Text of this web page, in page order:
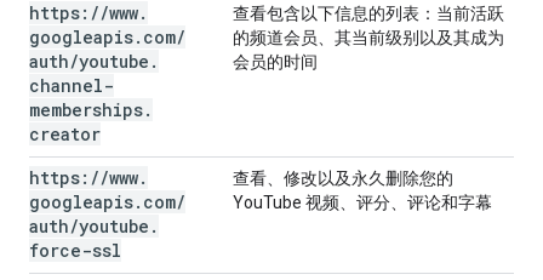
https: //www.
googleapis. com/
auth/youtube .
channel-
memberships.
creator
查看包含以下信息的列表：当前活跃
的频道会员、其当前级别以及其成为
会员的时间
https: //www.
googleapis. com/
auth/youtube .
force-ssl
查看、修改以及永久删除您的
YouTube 视频、评分、评论和字幕